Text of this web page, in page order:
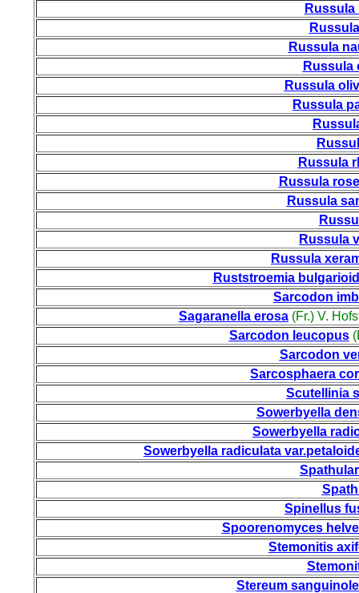
Russula
Russula
Russula
Russula
Russula
Russula
Russula
Russula
Russula
Russula
Ruststroemia
Sarcodon
Sagaranella erosa (Fr.) V.
Sarcodon leucopus
Sarcodon
Sarcosphaera
Scutellinia
Sowerbyella
Sowerbyella
Sowerbyella radiculata
Spinellus
Spoorenomyces
Stemonitis
Stereum